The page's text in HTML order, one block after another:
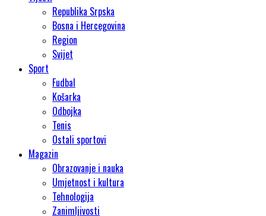
Republika Srpska
Bosna i Hercegovina
Region
Svijet
Sport
Fudbal
Košarka
Odbojka
Tenis
Ostali sportovi
Magazin
Obrazovanje i nauka
Umjetnost i kultura
Tehnologija
Zanimljivosti